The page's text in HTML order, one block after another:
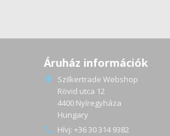
Áruház információk

Szilkertrade Webshop
Rövid utca 12
4400 Nyíregyháza
Hungary
 Hívj: +36 30 314 9382